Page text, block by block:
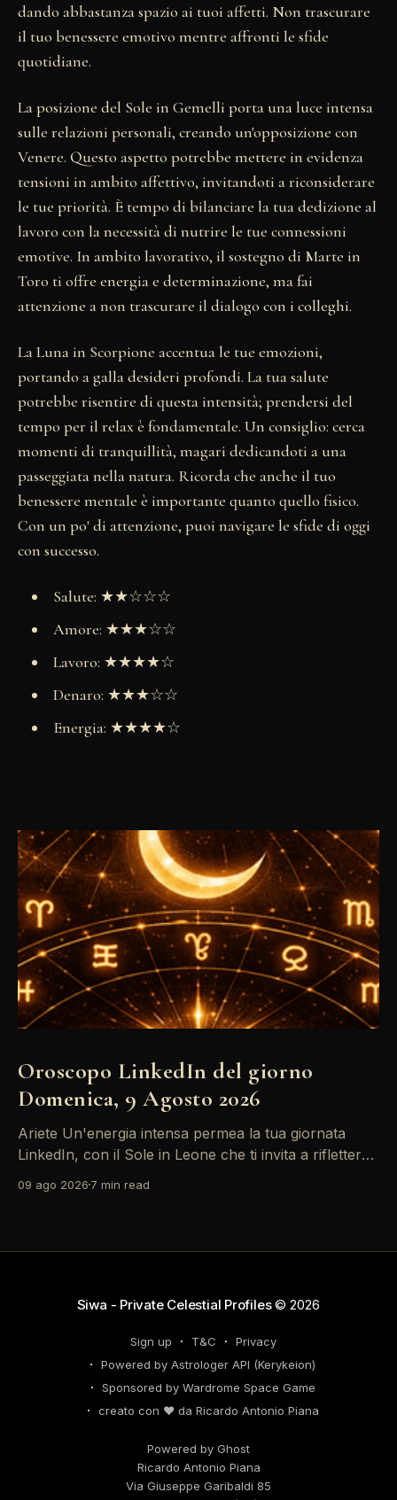
dando abbastanza spazio ai tuoi affetti. Non trascurare
il tuo benessere emotivo mentre affronti le sfide
quotidiane.
La posizione del Sole in Gemelli porta una luce intensa
sulle relazioni personali, creando un'opposizione con
Venere. Questo aspetto potrebbe mettere in evidenza
tensioni in ambito affettivo, invitandoti a riconsiderare
le tue priorità. È tempo di bilanciare la tua dedizione al
lavoro con la necessità di nutrire le tue connessioni
emotive. In ambito lavorativo, il sostegno di Marte in
Toro ti offre energia e determinazione, ma fai
attenzione a non trascurare il dialogo con i colleghi.
La Luna in Scorpione accentua le tue emozioni,
portando a galla desideri profondi. La tua salute
potrebbe risentire di questa intensità; prendersi del
tempo per il relax è fondamentale. Un consiglio: cerca
momenti di tranquillità, magari dedicandoti a una
passeggiata nella natura. Ricorda che anche il tuo
benessere mentale è importante quanto quello fisico.
Con un po' di attenzione, puoi navigare le sfide di oggi
con successo.
Salute: ★★☆☆☆
Amore: ★★★☆☆
Lavoro: ★★★★☆
Denaro: ★★★☆☆
Energia: ★★★★☆
Oroscopo LinkedIn del giorno
Domenica, 9 Agosto 2026
Ariete Un'energia intensa permea la tua giornata
LinkedIn, con il Sole in Leone che ti invita a riflettere
dalla Luna in Gemelli, possono generare interazioni
09 ago 2026 7 min read
Siwa - Private Celestial Profiles© 2026
Sign up T&C
Privacy
Powered by Astrologer API (Kerykeion)
Sponsored by Wardrome Space Game
creato con ❤️ da Ricardo Antonio Piana
Powered by Ghost
Ricardo Antonio Piana
Via Giuseppe Garibaldi 85